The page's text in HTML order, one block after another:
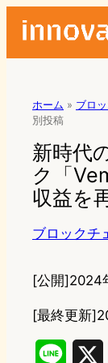
ホーム » ブロ
別投稿
新時代
ク「
収益を
ブロックチ
[公開]2024
[最終更新]